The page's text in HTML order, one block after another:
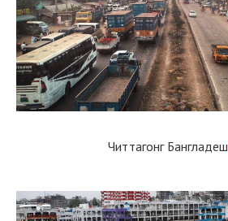
Читтагонг Бангладеш